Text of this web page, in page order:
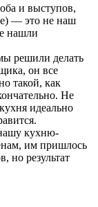
и выступов,
— это не наш
нашли
решили делать
он все
такой, как
Не
идеально
кухню-
им пришлось
но результат